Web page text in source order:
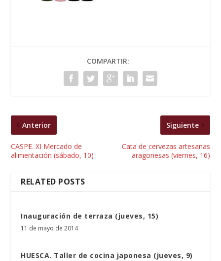
COMPARTIR:
Anterior
CASPE. XI Mercado de
alimentación (sábado, 10)
Siguiente
Cata de cervezas artesanas
aragonesas (viernes, 16)
RELATED POSTS
Inauguración de terraza (jueves, 15)
11 de mayo de 2014
HUESCA. Taller de cocina japonesa (jueves, 9)